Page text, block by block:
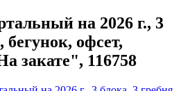
на 2026 г., 3
бегунок, офсет,
закате", 116758